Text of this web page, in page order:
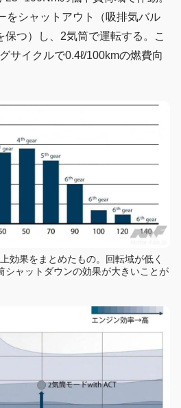
をシャットアウト（吸排気バル
保つ）し、2気筒で運転する。こ
サイクルで0.4ℓ/100kmの燃費向
効果をまとめたもの。回転域が低く
シャットダウンの効果が大きいことが